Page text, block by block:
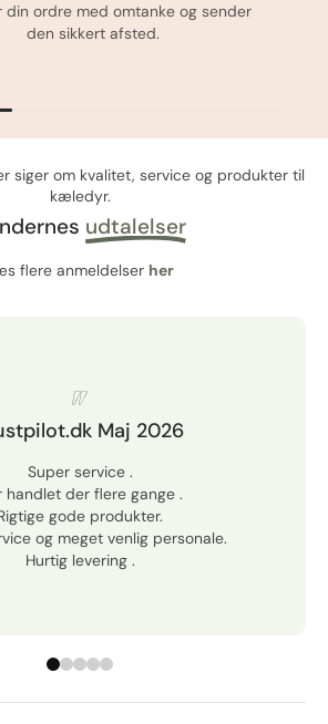
din ordre med omtanke og sender
den sikkert afsted.
siger om kvalitet, service og produkter til
kæledyr.
udtalelser
flere anmeldelser her
Maj 2026
Super service .
handlet der flere gange .
gode produkter.
og meget venlig personale.
Hurtig levering .